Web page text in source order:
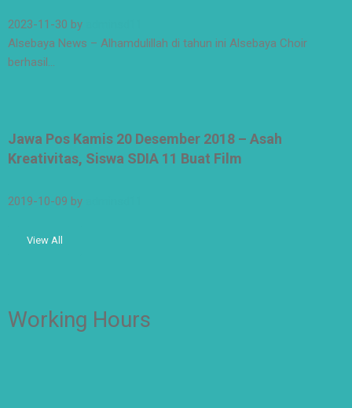
2023-11-30 by
Alsebaya News – Alhamdulillah di tahun ini Alsebaya Choir
berhasil…
Jawa Pos Kamis 20 Desember 2018 – Asah
Kreativitas, Siswa SDIA 11 Buat Film
2019-10-09 by
View All
Working Hours